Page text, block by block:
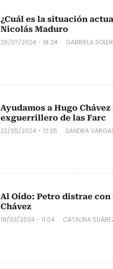
¿Cuál es la situación
Nicolás Maduro
26/07/2024 - 18:24 GABRIELA SOLER
Ayudamos a Hugo
exguerrillero de las Farc
22/05/2024 - 12:25 SANDRA
Al Oído: Petro distrae
Chávez
18/03/2024 - 11:04 CATALINA